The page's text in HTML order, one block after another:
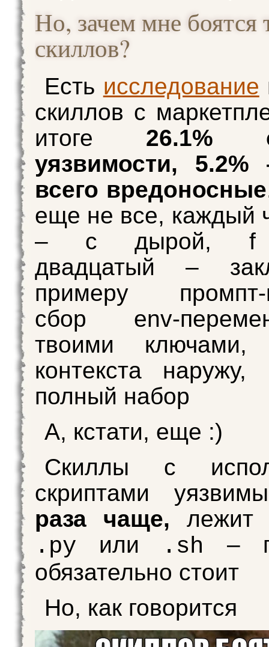
Но, зачем мне боятся
скиллов?
Есть исследование
скиллов с
итоге 26.1%
уязвимости, 5.2%
всего вредоносные
еще не все, каждый
– с дырой, f
двадцатый –
примеру промпт-
сбор env-
твоими ключами,
контекста
полный набор
А, кстати, еще :)
Скиллы с
скриптами
раза чаще, лежит
.py или .sh –
обязательно стоит
Но, как говорится